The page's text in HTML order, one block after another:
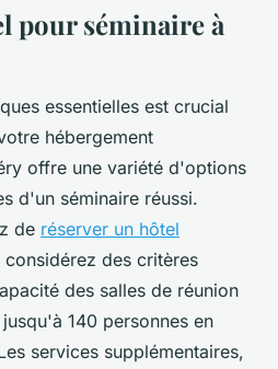
pour séminaire à
essentielles est crucial
hébergement
offre une variété d'options
d'un séminaire réussi.
de réserver un hôtel
considérez des critères
des salles de réunion
140 personnes en
services supplémentaires,